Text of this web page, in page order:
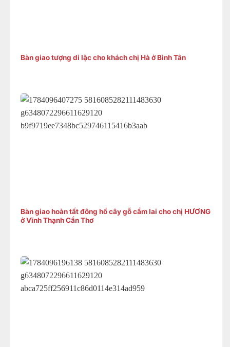
Bàn giao tượng di lặc cho khách chị Hà ở Bình Tân
Bàn giao hoàn tất đông hồ cây gỗ cẩm lai cho chị HƯƠNG
ở Vĩnh Thạnh Cần Thơ